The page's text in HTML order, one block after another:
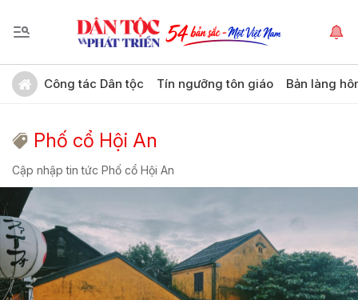
Công tác Dân tộc Tín ngưỡng tôn giáo Bản làng
Phố cổ Hội An
Cập nhập tin tức Phố cổ Hội An